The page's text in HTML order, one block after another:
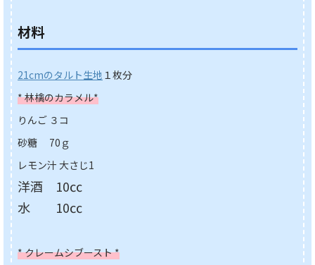
材料
21cmのタルト生地 １枚分
* 林檎のカラメル*
りんご ３コ
砂糖 70ｇ
レモン汁 大さじ1
洋酒 10㏄
水 10㏄
* クレームシブースト *